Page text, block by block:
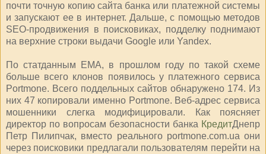
почти точную копию сайта банка или платежной системы
и запускают ее в интернет. Дальше, с помощью методов
SEO-продвижения в поисковиках, подделку поднимают
на верхние строки выдачи Google или Yandex.
По статданным ЕМА, в прошлом году по такой схеме
больше всего клонов появилось у платежного сервиса
Portmone. Всего поддельных сайтов обнаружено 174. Из
них 47 копировали именно Portmone. Веб-адрес сервиса
мошенники слегка модифицировали. Как поясняет
директор по вопросам безопасности банка КредитДнепр
Петр Пилипчак, вместо реального portmone.com.ua они
через поисковики предлагали пользователям перейти на